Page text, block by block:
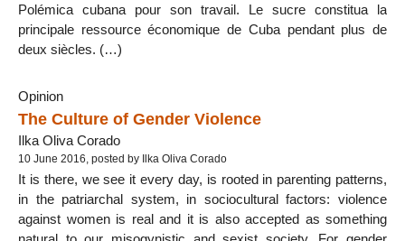
Polémica cubana pour son travail. Le sucre constitua la
principale ressource économique de Cuba pendant plus de
deux siècles. (…)
Opinion
The Culture of Gender Violence
Ilka Oliva Corado
10 June 2016, posted by Ilka Oliva Corado
It is there, we see it every day, is rooted in parenting patterns,
in the patriarchal system, in sociocultural factors: violence
against women is real and it is also accepted as something